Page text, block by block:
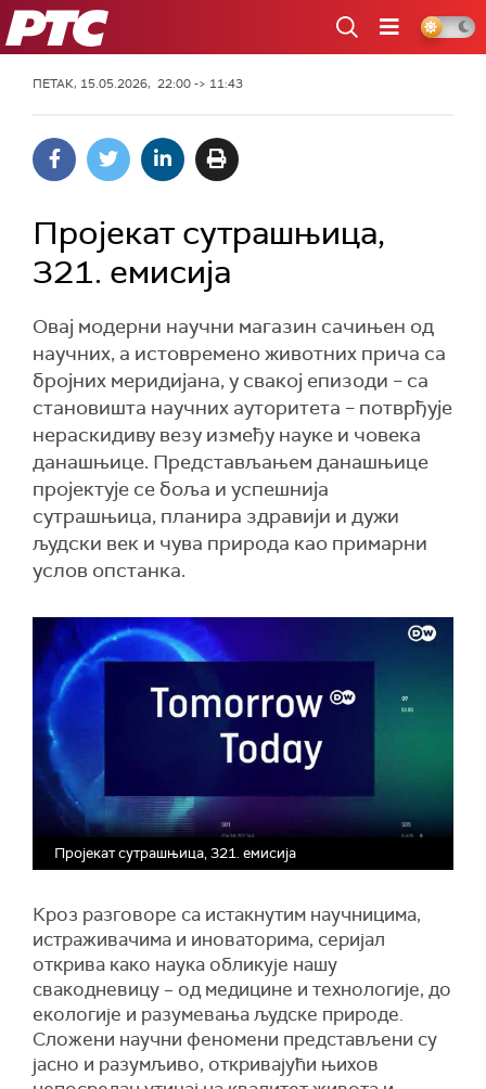
РТС
ПЕТАК, 15.05.2026, 22:00 -> 11:43
Пројекат сутрашњица,
321. емисија
Овај модерни научни магазин сачињен од
научних, а истовремено животних прича са
бројних меридијана, у свакој епизоди – са
становишта научних ауторитета – потврђује
нераскидиву везу између науке и човека
данашњице. Представљањем данашњице
пројектује се боља и успешнија
сутрашњица, планира здравији и дужи
људски век и чува природа као примарни
услов опстанка.
Пројекат сутрашњица, 321. емисија
Кроз разговоре са истакнутим научницима,
истраживачима и иноваторима, серијал
открива како наука обликује нашу
свакодневицу – од медицине и технологије, до
екологије и разумевања људске природе.
Сложени научни феномени представљени су
јасно и разумљиво, откривајући њихов